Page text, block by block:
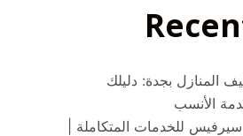
المنازل بجدة: دليلك
الأنسب
للخدمات المتكاملة |